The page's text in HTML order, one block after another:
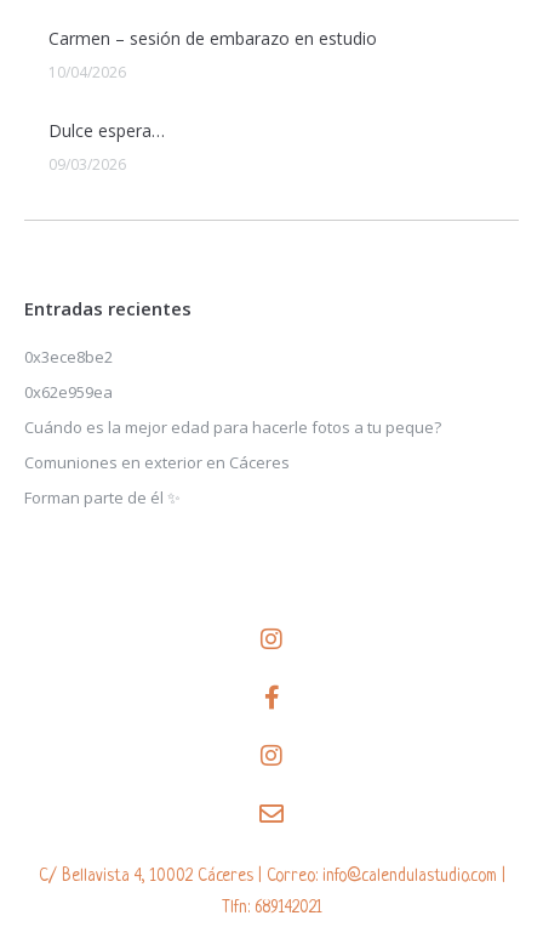
Carmen – sesión de embarazo en estudio
10/04/2026
Dulce espera…
09/03/2026
Entradas recientes
0x3ece8be2
0x62e959ea
Cuándo es la mejor edad para hacerle fotos a tu peque?
Comuniones en exterior en Cáceres
Forman parte de él ✨
C/ Bellavista 4, 10002 Cáceres | Correo: info@calendulastudio.com |
Tlfn: 689142021